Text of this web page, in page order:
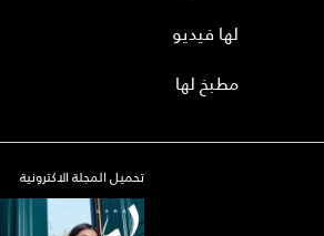
لها فيديو
مطبخ لها
تحميل المجلة الاكترونية